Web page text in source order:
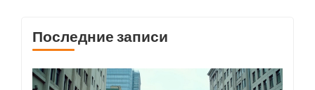
Последние записи